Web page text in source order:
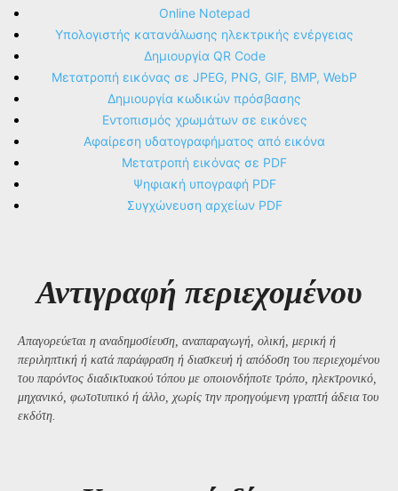
Online Notepad
Υπολογιστής κατανάλωσης ηλεκτρικής ενέργειας
Δημιουργία QR Code
Μετατροπή εικόνας σε JPEG, PNG, GIF, BMP, WebP
Δημιουργία κωδικών πρόσβασης
Εντοπισμός χρωμάτων σε εικόνες
Αφαίρεση υδατογραφήματος από εικόνα
Μετατροπή εικόνας σε PDF
Ψηφιακή υπογραφή PDF
Συγχώνευση αρχείων PDF
Αντιγραφή περιεχομένου
Απαγορεύεται η αναδημοσίευση, αναπαραγωγή, ολική, μερική ή
περιληπτική ή κατά παράφραση ή διασκευή ή απόδοση του περιεχομένου
του παρόντος διαδικτυακού τόπου με οποιονδήποτε τρόπο, ηλεκτρονικό,
μηχανικό, φωτοτυπικό ή άλλο, χωρίς την προηγούμενη γραπτή άδεια του
εκδότη.